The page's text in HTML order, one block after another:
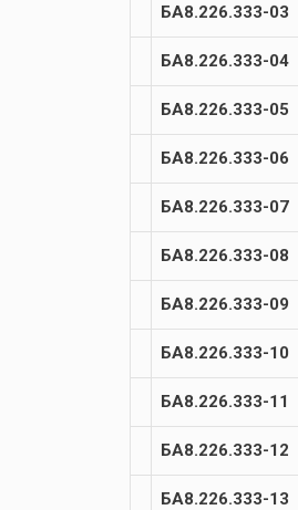
БА8.226.333-03
БА8.226.333-04
БА8.226.333-05
БА8.226.333-06
БА8.226.333-07
БА8.226.333-08
БА8.226.333-09
БА8.226.333-10
БА8.226.333-11
БА8.226.333-12
БА8.226.333-13